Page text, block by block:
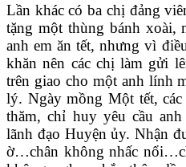
Lần khác có ba chị đảng
tặng một thùng bánh xoài,
anh em ăn tết, nhưng vì
khăn nên các chị làm gửi
trên giao cho một anh lính
lý. Ngày mồng Một tết,
thăm, chỉ huy yêu cầu
lãnh đạo Huyện ủy. Nhận
ờ…chân không nhấc